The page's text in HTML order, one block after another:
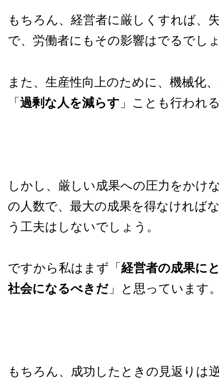
もちろん、経営者に厳しくすれば、
で、労働者にもその影響はでるでし
また、生産性向上のために、機械化
「過剰な人を減らす 」ことも行われ
しかし、厳しい成果への圧力をかけ
の人数で、最大の成果を得なければ
う工夫はしないでしょう。
ですから私はまず「 経営者の成果に
社会になるべきだ 」と思っています
もちろん、成功したときの見返りは